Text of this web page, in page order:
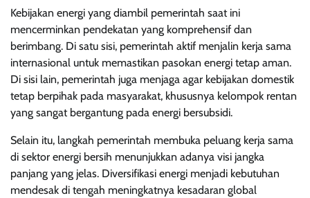
Kebijakan energi yang diambil pemerintah saat ini
mencerminkan pendekatan yang komprehensif dan
berimbang. Di satu sisi, pemerintah aktif menjalin kerja sama
internasional untuk memastikan pasokan energi tetap aman.
Di sisi lain, pemerintah juga menjaga agar kebijakan domestik
tetap berpihak pada masyarakat, khususnya kelompok rentan
yang sangat bergantung pada energi bersubsidi.
Selain itu, langkah pemerintah membuka peluang kerja sama
di sektor energi bersih menunjukkan adanya visi jangka
panjang yang jelas. Diversifikasi energi menjadi kebutuhan
mendesak di tengah meningkatnya kesadaran global